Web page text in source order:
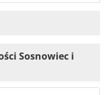
Sosnowiec i